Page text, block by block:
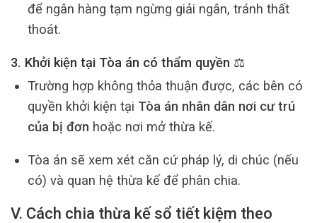
để ngân hàng tạm ngừng giải ngân, tránh thất
thoát.
3. Khởi kiện tại Tòa án có thẩm quyền ⚖️
Trường hợp không thỏa thuận được, các bên có
quyền khởi kiện tại Tòa án nhân dân nơi cư trú
của bị đơn hoặc nơi mở thừa kế.
Tòa án sẽ xem xét căn cứ pháp lý, di chúc (nếu
có) và quan hệ thừa kế để phân chia.
V. Cách chia thừa kế sổ tiết kiệm theo